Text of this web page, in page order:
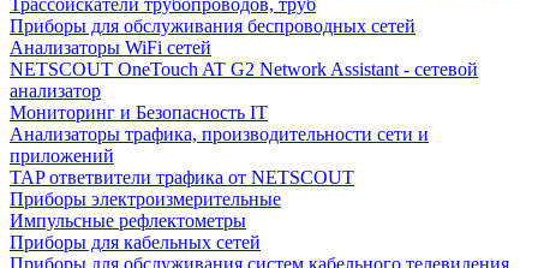
Трассоискатели трубопроводов, труб
Приборы для обслуживания беспроводных сетей
Анализаторы WiFi сетей
NETSCOUT OneTouch AT G2 Network Assistant - сетевой
анализатор
Мониторинг и Безопасность IT
Анализаторы трафика, производительности сети и
приложений
TAP ответвители трафика от NETSCOUT
Приборы электроизмерительные
Импульсные рефлектометры
Приборы для кабельных сетей
Приборы для обслуживания систем кабельного телевидения